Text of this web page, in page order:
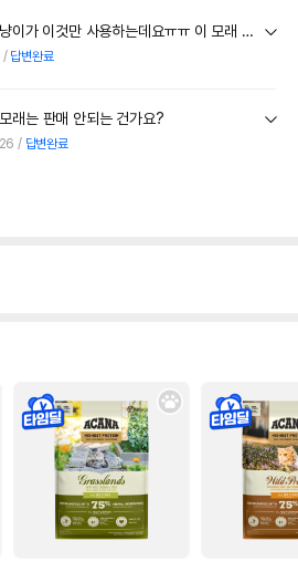
재입고 언제 될까요? 율 냥이가 이것만 사용하는데요ㅠㅠ 이 모래 없으면 안돼요 ㅠㅠㅠㅠ
답변완료
래는 판매 안되는 건가요?
답변완료